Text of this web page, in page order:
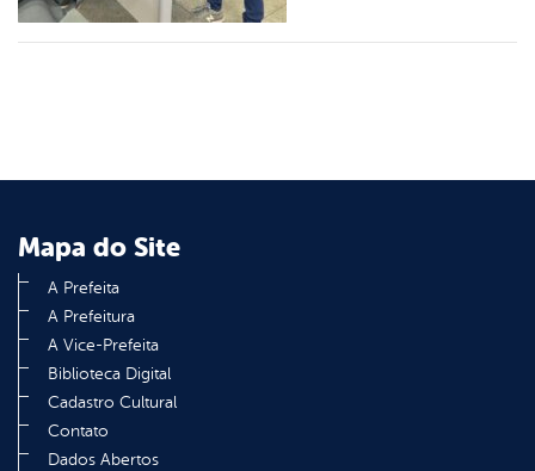
Mapa do Site
A Prefeita
A Prefeitura
A Vice-Prefeita
Biblioteca Digital
Cadastro Cultural
Contato
Dados Abertos